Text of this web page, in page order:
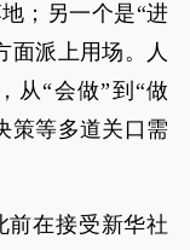
；另一个是“进
面派上用场。人
从“会做”到“做
策等多道关口需
前在接受新华社